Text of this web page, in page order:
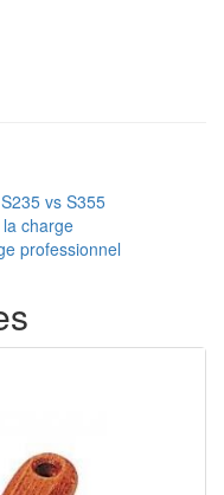
vs S355
charge
professionnel